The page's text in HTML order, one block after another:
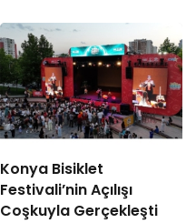
Konya Bisiklet
Festivali’nin Açılışı
Coşkuyla Gerçekleşti